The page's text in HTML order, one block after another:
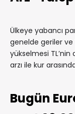
Ülkeye yabancı
genelde geriler ve
yükselmesi TL’nin
arzı ile kur
Bugün